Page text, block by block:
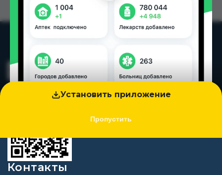
Установить приложение
Пропустить
Контакты